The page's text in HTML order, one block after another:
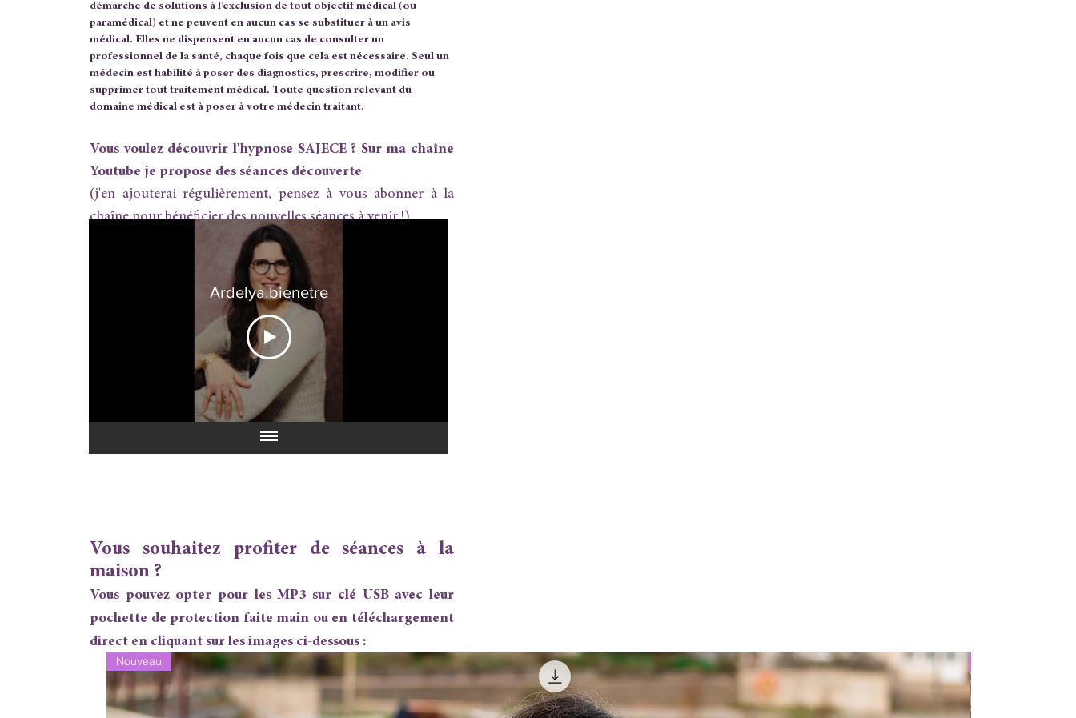
démarche de solutions à l’exclusion de tout objectif médical (ou
paramédical) et ne peuvent en aucun cas se substituer à un avis
médical. Elles ne dispensent en aucun cas de consulter un
professionnel de la santé, chaque fois que cela est nécessaire. Seul un
médecin est habilité à poser des diagnostics, prescrire, modifier ou
supprimer tout traitement médical. Toute question relevant du
domaine médical est à poser à votre médecin traitant.
Vous voulez découvrir l'hypnose SAJECE ? Sur ma chaîne
Youtube je propose des séances découverte
(j'en ajouterai régulièrement, pensez à vous abonner à la
chaîne pour bénéficier des nouvelles séances à venir !)
Vous souhaitez profiter de séances à la
maison ?
Vous pouvez opter pour les MP3 sur clé USB avec leur
pochette de protection faite main ou en téléchargement
direct en cliquant sur les images ci-dessous :
Ardelya.bienetre
Nouveau